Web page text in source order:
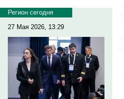
Регион сегодня
27 Мая 2026, 13:29